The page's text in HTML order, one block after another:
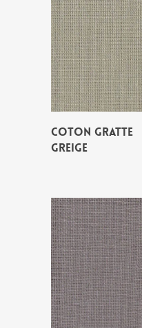
COTON GRATTE
GREIGE